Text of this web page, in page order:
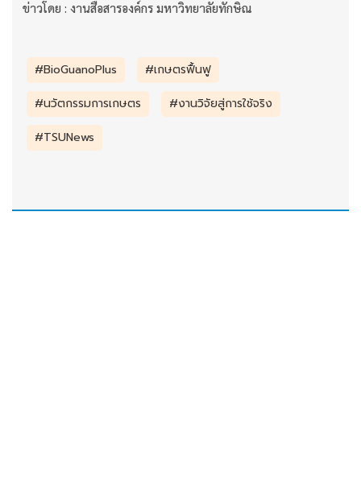
ข่าวโดย : งานสื่อสารองค์กร มหาวิทยาลัยทักษิณ
#BioGuanoPlus
#เกษตรฟื้นฟู
#นวัตกรรมการเกษตร
#งานวิจัยสู่การใช้จริง
#TSUNews